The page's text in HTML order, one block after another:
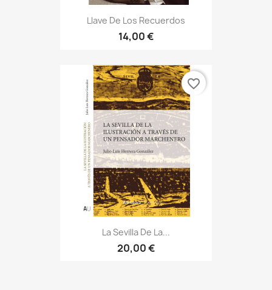
Llave De Los Recuerdos
14,00 €
La Sevilla De La...
20,00 €
favorite_border